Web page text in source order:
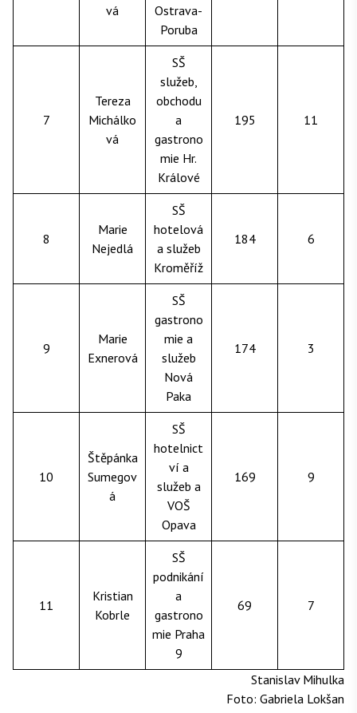
vá
Ostrava-
Poruba
7
Tereza
Michálko
vá
SŠ
služeb,
obchodu
a
gastrono
mie Hr.
Králové
195 11
8
Marie
Nejedlá
SŠ
hotelová
a služeb
Kroměříž
184 6
9
Marie
Exnerová
SŠ
gastrono
mie a
služeb
Nová
Paka
174 3
10
Štěpánka
Sumegov
á
SŠ
hotelnict
ví a
služeb a
VOŠ
Opava
169 9
11
Kristian
Kobrle
SŠ
podnikání
a
gastrono
mie Praha
9
69 7
Stanislav Mihulka
Foto: Gabriela Lokšan